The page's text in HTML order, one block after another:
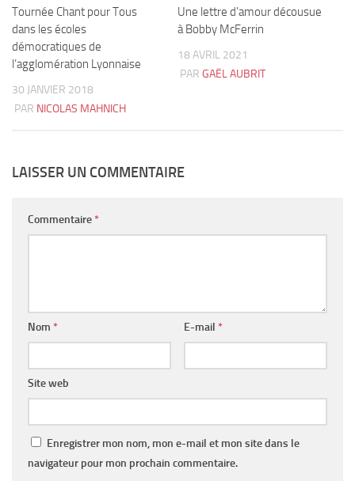
Tournée Chant pour Tous
dans les écoles
démocratiques de
l’agglomération Lyonnaise
30 JANVIER 2018
PAR NICOLAS MAHNICH
Une lettre d’amour décousue
à Bobby McFerrin
18 AVRIL 2021
PAR GAËL AUBRIT
LAISSER UN COMMENTAIRE
Commentaire *
Nom * E-mail *
Site web
Enregistrer mon nom, mon e-mail et mon site dans le
navigateur pour mon prochain commentaire.